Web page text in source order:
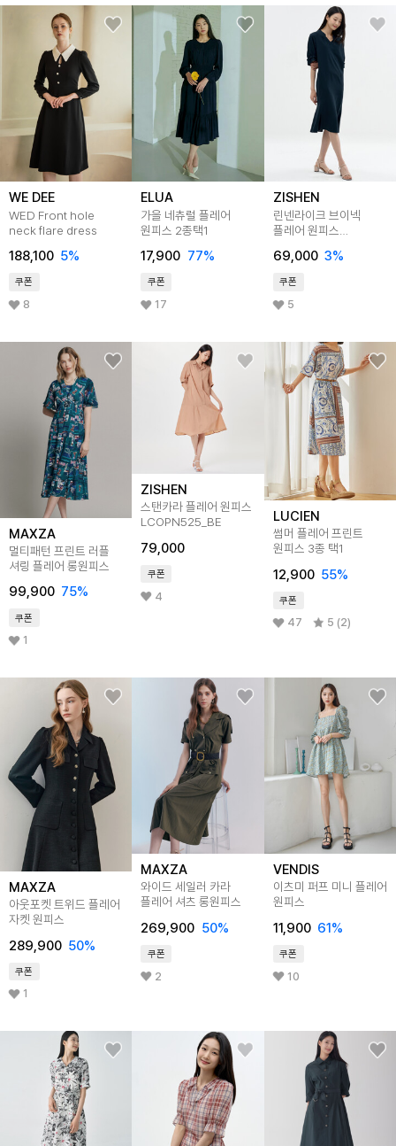
WE DEE
WED Front hole
neck flare dress
188,100 5%
쿠폰
8
ELUA
가을 네츄럴 플레어
원피스 2종택1
17,900 77%
쿠폰
17
ZISHEN
린넨라이크 브이넥
플레어 원피스
69,000 3%
쿠폰
5
MAXZA
멀티패턴 프린트 러플
셔링 플레어 롱원피스
99,900 75%
쿠폰
1
ZISHEN
스탠카라 플레어 원피스
LCOPN525_BE
79,000
쿠폰
4
LUCIEN
썸머 플레어 프린트
원피스 3종 택1
12,900 55%
쿠폰
47 5 (2)
MAXZA
아웃포켓 트위드 플레어
자켓 원피스
289,900 50%
쿠폰
1
MAXZA
와이드 세일러 카라
플레어 셔츠 롱원피스
269,900 50%
쿠폰
2
VENDIS
이츠미 퍼프 미니 플레어
원피스
11,900 61%
쿠폰
10